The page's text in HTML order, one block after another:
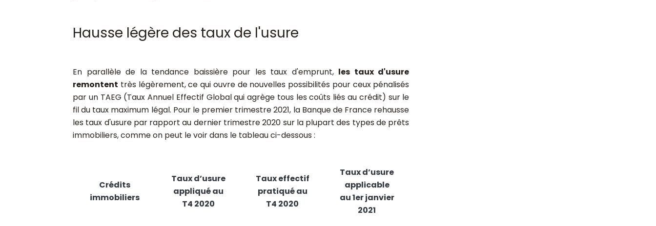
Hausse légère des taux de l'usure
En parallèle de la tendance baissière pour les taux d'emprunt, les taux d'usure
remontent très légèrement, ce qui ouvre de nouvelles possibilités pour ceux pénalisés
par un TAEG (Taux Annuel Effectif Global qui agrège tous les coûts liés au crédit) sur le
fil du taux maximum légal. Pour le premier trimestre 2021, la Banque de France rehausse
les taux d'usure par rapport au dernier trimestre 2020 sur la plupart des types de prêts
immobiliers, comme on peut le voir dans le tableau ci-dessous :
Crédits
immobiliers
Taux d’usure
appliqué au
T4 2020
Taux effectif
pratiqué au
T4 2020
Taux d’usure
applicable
au 1erjanvier
2021